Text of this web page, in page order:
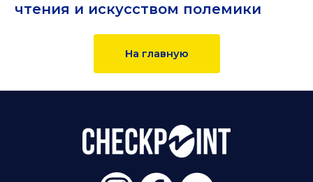
чтения и искусством полемики
На главную